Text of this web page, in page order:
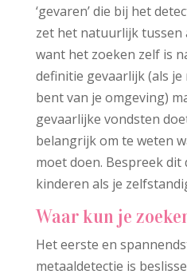
‘gevaren’ die bij het
zet het natuurlijk tussen
want het zoeken zelf is
definitie gevaarlijk (als
bent van je omgeving)
gevaarlijke vondsten
belangrijk om te weten
moet doen. Bespreek dit
kinderen als je
Waar kun je
Het eerste en
metaaldetectie is